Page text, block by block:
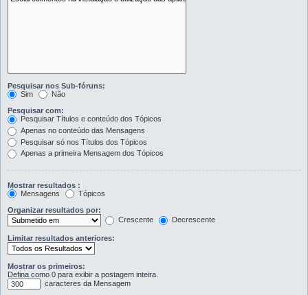
Pesquisar nos Sub-fóruns:
Sim
Não
Pesquisar com:
Pesquisar Títulos e conteúdo dos Tópicos
Apenas no conteúdo das Mensagens
Pesquisar só nos Títulos dos Tópicos
Apenas a primeira Mensagem dos Tópicos
Mostrar resultados :
Mensagens
Tópicos
Organizar resultados por:
Crescente
Decrescente
Limitar resultados anteriores:
Mostrar os primeiros:
Defina como 0 para exibir a postagem inteira.
caracteres da Mensagem